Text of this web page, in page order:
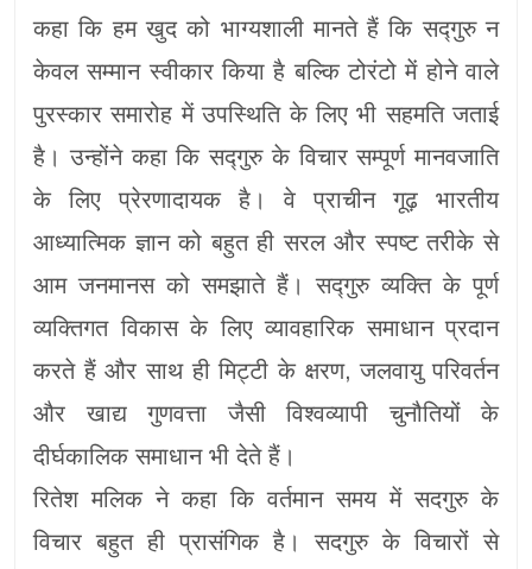
कहा कि हम खुद को भाग्यशाली मानते हैं कि सद्गुरु न
केवल सम्मान स्वीकार किया है बल्कि टोरंटो में होने वाले
पुरस्कार समारोह में उपस्थिति के लिए भी सहमति जताई
है। उन्‍होंने कहा कि सद्गुरु के विचार सम्पूर्ण मानवजाति
के लिए प्रेरणादायक है। वे प्राचीन गूढ़ भारतीय
आध्यात्मिक ज्ञान को बहुत ही सरल और स्पष्ट तरीके से
आम जनमानस को समझाते हैं। सद्गुरु व्यक्ति के पूर्ण
व्यक्तिगत विकास के लिए व्यावहारिक समाधान प्रदान
करते हैं और साथ ही मिट्टी के क्षरण, जलवायु परिवर्तन
और खाद्य गुणवत्ता जैसी विश्वव्यापी चुनौतियों के
दीर्घकालिक समाधान भी देते हैं।
रितेश मलिक ने कहा कि वर्तमान समय में सदगुरु के
विचार बहुत ही प्रासंगिक है। सदगुरु के विचारों से